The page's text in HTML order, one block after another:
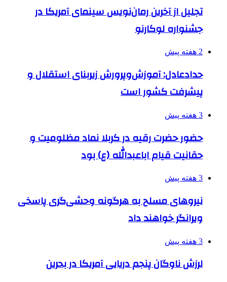
تجلیل از آخرین رمان‌نویس سینمای آمریکا در
جشنواره لوکارنو
2 هفته پیش
حدادعادل: آموزش‌وپرورش زیربنای استقلال و
پیشرفت کشور است
3 هفته پیش
حضور حضرت رقیه در کربلا نماد مظلومیت و
حقانیت قیام اباعبدالله (ع) بود
3 هفته پیش
نیروهای مسلح به هرگونه وحشی‌گری پاسخی
ویرانگر خواهند داد
3 هفته پیش
لرزش ناوگان پنجم دریایی آمریکا در بحرین